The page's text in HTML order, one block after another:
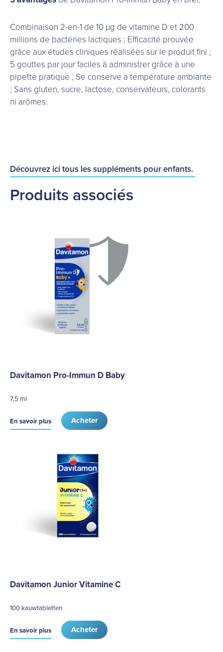
Combinaison 2-en-1 de 10 µg de vitamine D et 200
millions de bactéries lactiques ; Efficacité prouvée
grâce aux études cliniques réalisées sur le produit fini ;
5 gouttes par jour faciles à administrer grâce à une
pipette pratique ; Se conserve à température ambiante
; Sans gluten, sucre, lactose, conservateurs, colorants
ni arômes.
Découvrez ici tous les suppléments pour enfants.
Produits associés
Davitamon Pro-Immun D Baby
7,5 ml
Acheter
En savoir plus
Davitamon Junior Vitamine C
100 kauwtabletten
Acheter
En savoir plus